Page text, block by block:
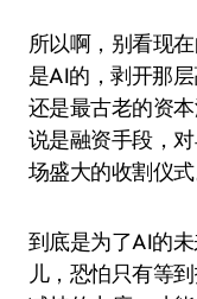
所以啊，别看现
是AI的，剥开那
还是最古老的资
说是融资手段，
场盛大的收割仪式
到底是为了AI的
儿，恐怕只有等